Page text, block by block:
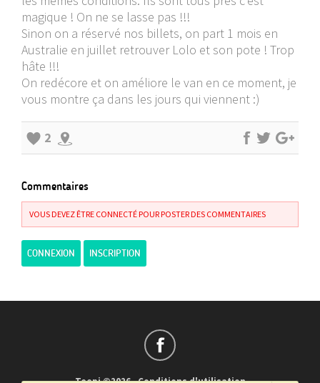
magique ! On ne se lasse pas !!!
Sinon on a réservé nos billets, on part 1 mois en
Australie en juillet retrouver Lolo et son pote ! Trop
hâte !!!
On redécore et on améliore le van en ce moment, je
vous montre ça dans les jours qui viennent :)
2
Commentaires
VOUS DEVEZ ÊTRE CONNECTÉ POUR POSTER DES COMMENTAIRES
CONNEXION INSCRIPTION